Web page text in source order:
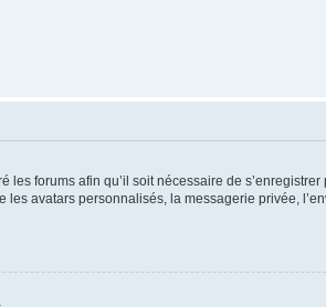
forums afin qu’il soit nécessaire de
avatars personnalisés, la messagerie privée,